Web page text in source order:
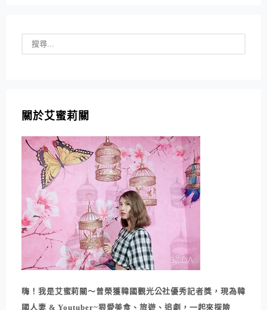
關於艾蜜莉關
嗨！我是艾蜜莉關～曾榮獲韓國觀光公社優秀記者獎，現為韓
國人妻 & Youtuber~狠愛美食、旅遊、追劇，一起來探險